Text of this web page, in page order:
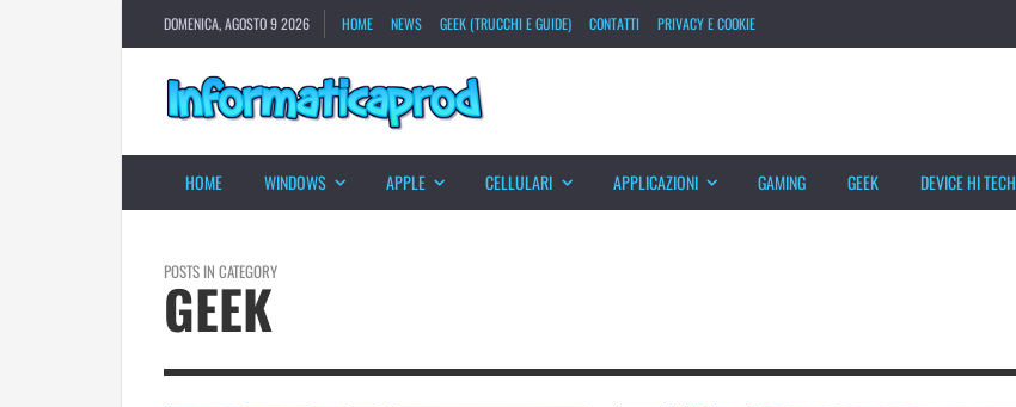
DOMENICA, AGOSTO 9 2026 HOME NEWS GEEK (TRUCCHI E GUIDE) CONTATTI PRIVACY E COOKIE
HOME WINDOWS APPLE CELLULARI APPLICAZIONI GAMING GEEK DEVICE HI TECH
POSTS IN CATEGORY
GEEK